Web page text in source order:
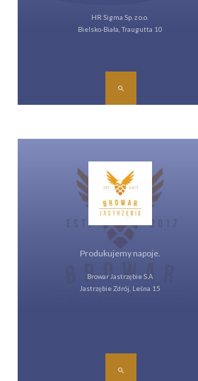
HR Sigma Sp. z o.o.
Bielsko-Biała, Traugutta 10
Produkujemy napoje.
Browar Jastrzębie S.A
Jastrzębie Zdrój, Leśna 15